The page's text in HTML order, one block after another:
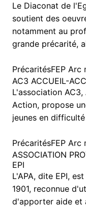
Le Diaconat de
soutient des
notamment au
grande précarité,
PrécaritésFEP Arc
AC3 ACCUEIL-
L'association
Action, propose
jeunes en
PrécaritésFEP Arc
ASSOCIATION
EPI
L'APA, dite EPI,
1901, reconnue
d'apporter aide et